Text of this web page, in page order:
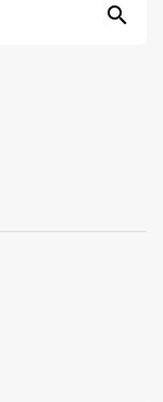
search